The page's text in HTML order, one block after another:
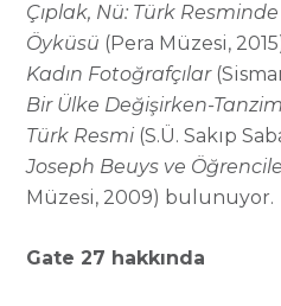
Çıplak, Nü: Türk
Öyküsü (Pera Müzesi,
Kadın Fotoğrafçılar
Bir Ülke Değişirken-
Türk Resmi (S.Ü. Sakıp
Joseph Beuys ve
Müzesi, 2009) bulunuyor.
Gate 27 hakkında